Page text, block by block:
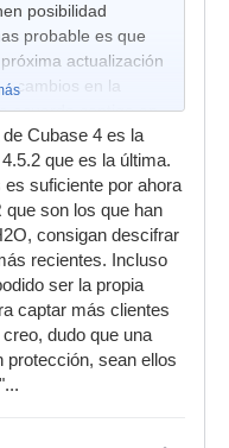
posibilidad
probable es que
actualización
cambios en la
acuerdo contigo en
Cubase 4 es la
que es la última.
suficiente por ahora
que son los que han
consigan descifrar
recientes. Incluso
ser la propia
captar más clientes
dudo que una
protección, sean ellos